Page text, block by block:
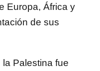
Europa, África y
de sus
Palestina fue